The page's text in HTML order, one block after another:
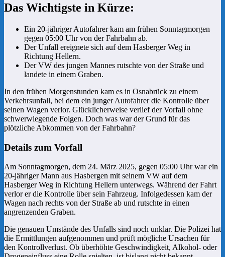
Das Wichtigste in Kürze:
Ein 20-jähriger Autofahrer kam am frühen Sonntagmorgen
gegen 05:00 Uhr von der Fahrbahn ab.
Der Unfall ereignete sich auf dem Hasberger Weg in
Richtung Hellern.
Der VW des jungen Mannes rutschte von der Straße und
landete in einem Graben.
In den frühen Morgenstunden kam es in Osnabrück zu einem
Verkehrsunfall, bei dem ein junger Autofahrer die Kontrolle über
seinen Wagen verlor. Glücklicherweise verlief der Vorfall ohne
schwerwiegende Folgen. Doch was war der Grund für das
plötzliche Abkommen von der Fahrbahn?
Details zum Vorfall
Am Sonntagmorgen, dem 24. März 2025, gegen 05:00 Uhr war ein
20-jähriger Mann aus Hasbergen mit seinem VW auf dem
Hasberger Weg in Richtung Hellern unterwegs. Während der Fahrt
verlor er die Kontrolle über sein Fahrzeug. Infolgedessen kam der
Wagen nach rechts von der Straße ab und rutschte in einen
angrenzenden Graben.
Die genauen Umstände des Unfalls sind noch unklar. Die Polizei hat
die Ermittlungen aufgenommen und prüft mögliche Ursachen für
den Kontrollverlust. Ob überhöhte Geschwindigkeit, Alkohol- oder